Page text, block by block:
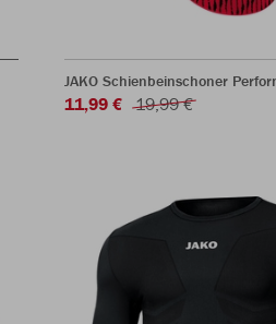
JAKO Schienbeinschoner
11,99 € 19,99 €